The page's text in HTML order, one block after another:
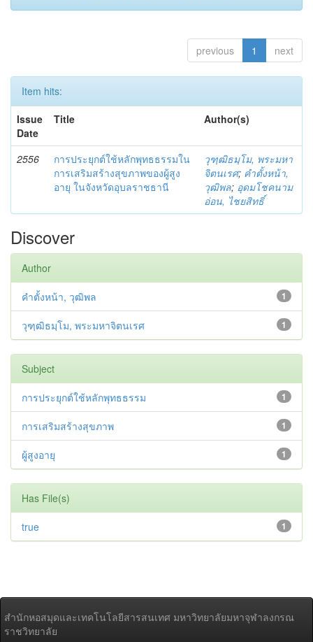
previous 1 next
Item hits:
Issue
Date
Title Author(s)
2556
การประยุกต์ใช้หลักพุทธธรรมใน
การเสริมสร้างสุขภาพของผู้สูง
อายุ ในจังหวัดอุบลราชธานี
วุฑฺฒิธมฺโม, พระมหา
จิตนเรศ; คำตั้งหน้า,
วุฒิพล; อุดมโชคนาม
อ่อน, ไชยสิทธิ์
Discover
Author
1
คำตั้งหน้า, วุฒิพล
1
วุฑฺฒิธมฺโม, พระมหาจิตนเรศ
Subject
1
การประยุกต์ใช้หลักพุทธธรรม
1
การเสริมสร้างสุขภาพ
1
ผู้สูงอายุ
Has File(s)
1
true
สำนักหอสมุดและเทคโนโลยีสารสนเทศ มหาวิทยาลัยมหาจุฬาลงกรณ
ราชวิทยาลัย